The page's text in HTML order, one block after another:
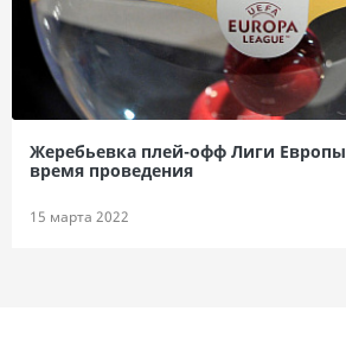
Жеребьевка плей-офф Лиги Европы
время проведения
15 марта 2022